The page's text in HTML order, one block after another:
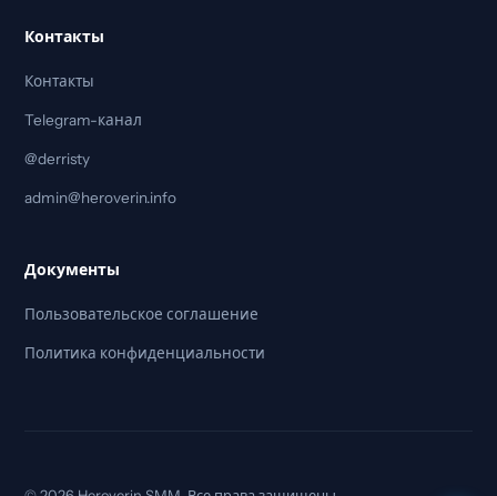
Контакты
Контакты
Telegram-канал
@derristy
admin@heroverin.info
Документы
Пользовательское соглашение
Политика конфиденциальности